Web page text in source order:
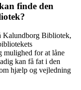
finde den
Kalundborg Bibliotek,
mulighed for at låne
kan få fat i den
hjælp og vejledning